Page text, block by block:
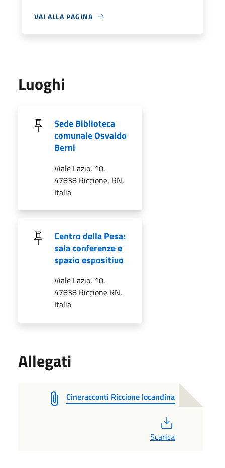
VAI ALLA PAGINA
Luoghi
Sede Biblioteca
comunale Osvaldo
Berni
Viale Lazio, 10,
47838 Riccione, RN,
Italia
Centro della Pesa:
sala conferenze e
spazio espositivo
Viale Lazio, 10,
47838 Riccione RN,
Italia
Allegati
Cineracconti Riccione locandina
Scarica